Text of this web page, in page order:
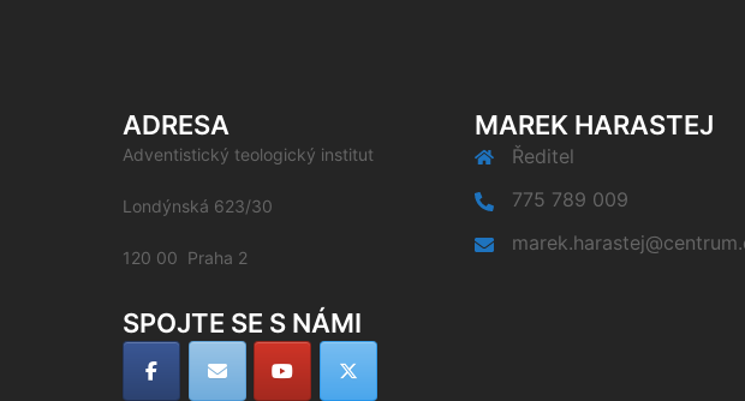
ADRESA
Adventistický teologický institut
Londýnská 623/30
120 00 Praha 2
SPOJTE SE S NÁMI
MAREK HARASTEJ
Ředitel
775 789 009